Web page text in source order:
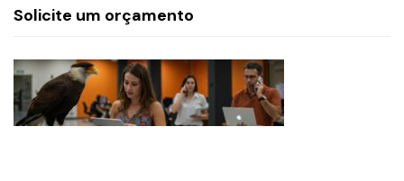
Solicite um orçamento